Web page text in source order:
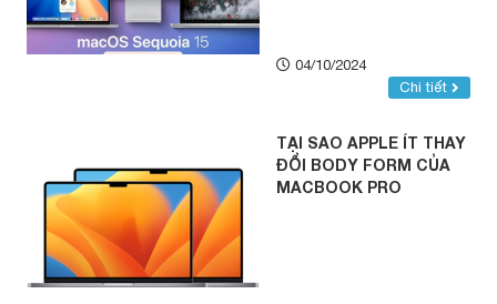
04/10/2024
Chi tiết
TẠI SAO APPLE ÍT THAY
ĐỔI BODY FORM CỦA
MACBOOK PRO